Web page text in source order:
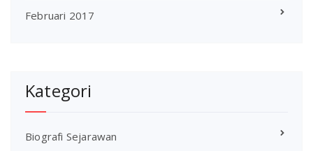
Februari 2017
Kategori
Biografi Sejarawan